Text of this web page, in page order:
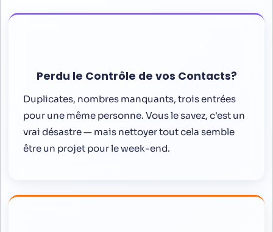
Perdu le Contrôle de vos Contacts?
Duplicates, nombres manquants, trois entrées
pour une même personne. Vous le savez, c'est un
vrai désastre — mais nettoyer tout cela semble
être un projet pour le week-end.